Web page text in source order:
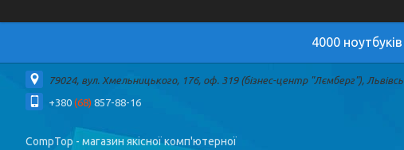
4000
79024, вул. Хмельницького, 176, оф. 319 (бізнес-центр "Лємберг"),
+380 (68) 857-88-16
CompTop - магазин якісної комп'ютерної